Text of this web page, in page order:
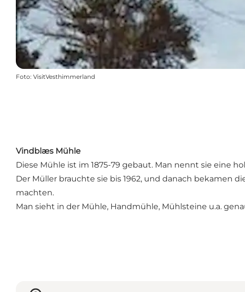
Foto: VisitVesthimmerland
Vindblæs Mühle
Diese Mühle ist im 1875-79 gebaut. Man nennt sie eine
Der Müller brauchte sie bis 1962, und danach bekamen
machten.
Man sieht in der Mühle, Handmühle, Mühlsteine u.a.